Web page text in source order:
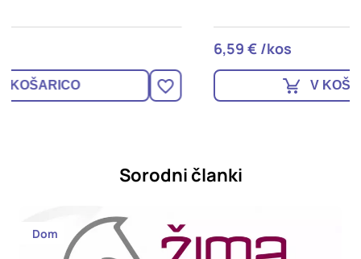
V KOŠARICO
Sorodni članki
Dom